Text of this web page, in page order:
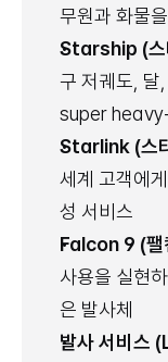
무원과 화물
Starship (스
구 저궤도, 달
super
Starlink (스
세계 고객에
성 서비스
Falcon 9 (팰
사용을 실현
은 발사체
발사 서비스